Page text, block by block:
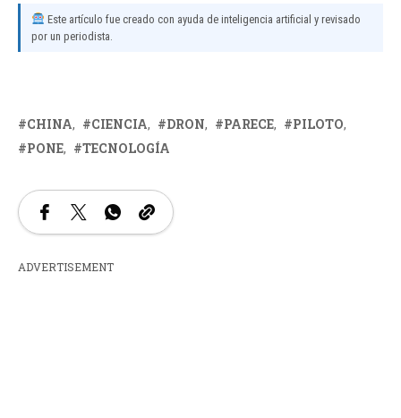
Este artículo fue creado con ayuda de inteligencia artificial y revisado
por un periodista.
CHINA CIENCIA DRON PARECE
PILOTO
PONE
TECNOLOGÍA
ADVERTISEMENT